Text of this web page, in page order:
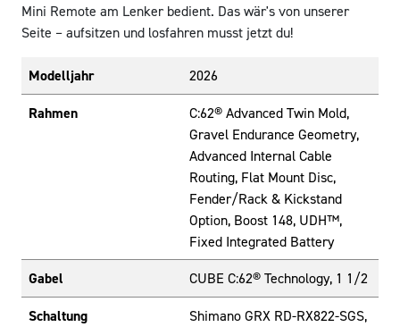
Mini Remote am Lenker bedient. Das wär's von unserer
Seite – aufsitzen und losfahren musst jetzt du!
Modelljahr 2026
Rahmen
C:62® Advanced Twin Mold,
Gravel Endurance Geometry,
Advanced Internal Cable
Routing, Flat Mount Disc,
Fender/Rack & Kickstand
Option, Boost 148, UDH™,
Fixed Integrated Battery
Gabel CUBE C:62® Technology, 1 1/2
Schaltung
Shimano GRX RD-RX822-SGS,